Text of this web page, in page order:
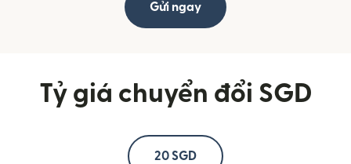
Gửi ngay
Tỷ giá chuyển đổi SGD
20 SGD